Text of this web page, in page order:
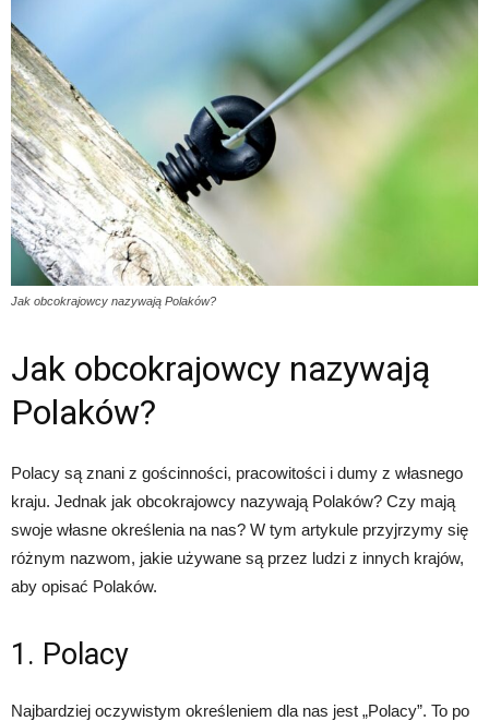
Jak obcokrajowcy nazywają Polaków?
Jak obcokrajowcy nazywają
Polaków?
Polacy są znani z gościnności, pracowitości i dumy z własnego
kraju. Jednak jak obcokrajowcy nazywają Polaków? Czy mają
swoje własne określenia na nas? W tym artykule przyjrzymy się
różnym nazwom, jakie używane są przez ludzi z innych krajów,
aby opisać Polaków.
1. Polacy
Najbardziej oczywistym określeniem dla nas jest „Polacy”. To po